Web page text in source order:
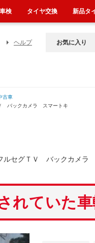
ヘルプ お気に入り
古車
バックカメラ スマートキ
セグＴＶ バックカメ
れていた
車検 タイヤ交換 新品タ